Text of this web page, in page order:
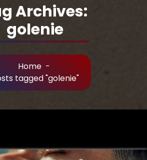
Archives:
golenie
Home -
tagged "golenie"